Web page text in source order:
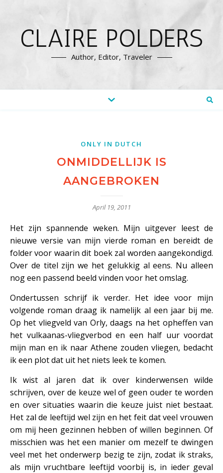
CLAIRE POLDERS
Author, Editor, Traveler
ONLY IN DUTCH
ONMIDDELLIJK IS
AANGEBROKEN
April 19, 2011
Het zijn spannende weken. Mijn uitgever leest de
nieuwe versie van mijn vierde roman en bereidt de
folder voor waarin dit boek zal worden aangekondigd.
Over de titel zijn we het gelukkig al eens. Nu alleen
nog een passend beeld vinden voor het omslag.
Ondertussen schrijf ik verder. Het idee voor mijn
volgende roman draag ik namelijk al een jaar bij me.
Op het vliegveld van Orly, daags na het opheffen van
het vulkaanas-vliegverbod en een half uur voordat
mijn man en ik naar Athene zouden vliegen, bedacht
ik een plot dat uit het niets leek te komen.
Ik wist al jaren dat ik over kinderwensen wilde
schrijven, over de keuze wel of geen ouder te worden
en over situaties waarin die keuze juist niet bestaat.
Het zal de leeftijd wel zijn en het feit dat veel vrouwen
om mij heen gezinnen hebben of willen beginnen. Of
misschien was het een manier om mezelf te dwingen
veel met het onderwerp bezig te zijn, zodat ik straks,
als mijn vruchtbare leeftijd voorbij is, in ieder geval